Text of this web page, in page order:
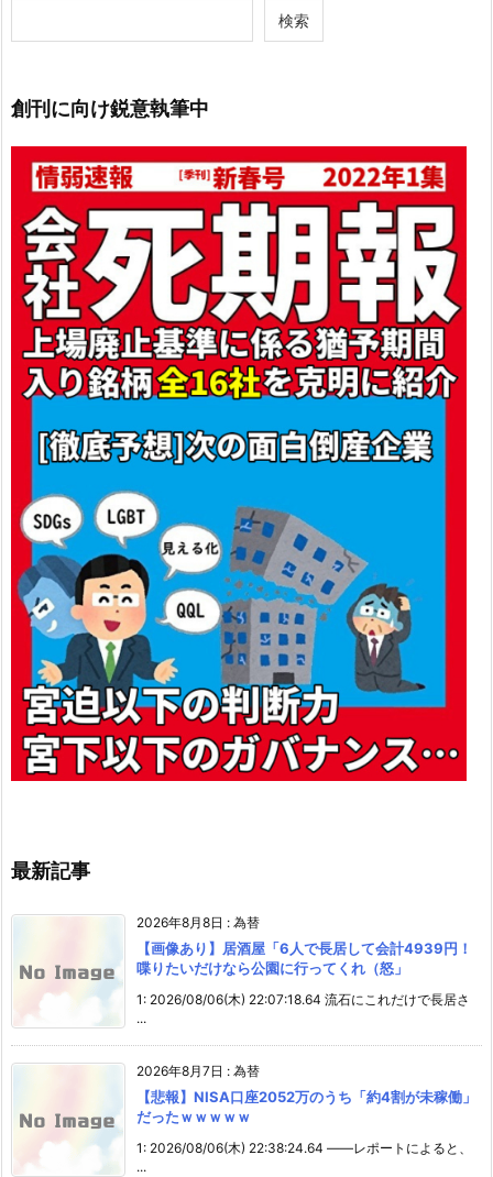
検索
創刊に向け鋭意執筆中
最新記事
2026年8月8日 : 為替
【画像あり】居酒屋「6人で長居して会計4939円！
喋りたいだけなら公園に行ってくれ（怒」
1: 2026/08/06(木) 22:07:18.64 流石にこれだけで長居さ
...
2026年8月7日 : 為替
【悲報】NISA口座2052万のうち「約4割が未稼働」
だったｗｗｗｗｗ
1: 2026/08/06(木) 22:38:24.64 ――レポートによると、
...